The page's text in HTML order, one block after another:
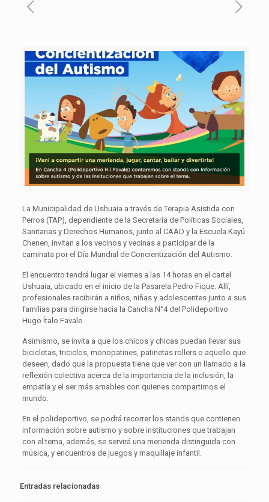
La Municipalidad de Ushuaia a través de Terapia Asistida con
Perros (TAP), dependiente de la Secretaría de Políticas Sociales,
Sanitarias y Derechos Humanos, junto al CAAD y la Escuela Kayú
Chenen, invitan a los vecinos y vecinas a participar de la
caminata por el Día Mundial de Concientización del Autismo.
El encuentro tendrá lugar el viernes a las 14 horas en el cartel
Ushuaia, ubicado en el inicio de la Pasarela Pedro Fique. Allí,
profesionales recibirán a niños, niñas y adolescentes junto a sus
familias para dirigirse hacia la Cancha N°4 del Polideportivo
Hugo Ítalo Favale.
Asimismo, se invita a que los chicos y chicas puedan llevar sus
bicicletas, triciclos, monopatines, patinetas rollers o aquello que
deseen, dado que la propuesta tiene que ver con un llamado a la
reflexión colectiva acerca de la importancia de la inclusión, la
empatía y el ser más amables con quienes compartimos el
mundo.
En el polideportivo, se podrá recorrer los stands que contienen
información sobre autismo y sobre instituciones que trabajan
con el tema, además, se servirá una merienda distinguida con
música, y encuentros de juegos y maquillaje infantil.
Entradas relacionadas